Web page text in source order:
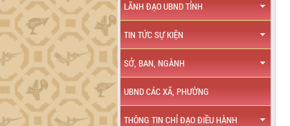
LÃNH ĐẠO UBND TỈNH
TIN TỨC SỰ KIỆN
SỞ, BAN, NGÀNH
UBND CÁC XÃ, PHƯỜNG
THÔNG TIN CHỈ ĐẠO ĐIỀU HÀNH